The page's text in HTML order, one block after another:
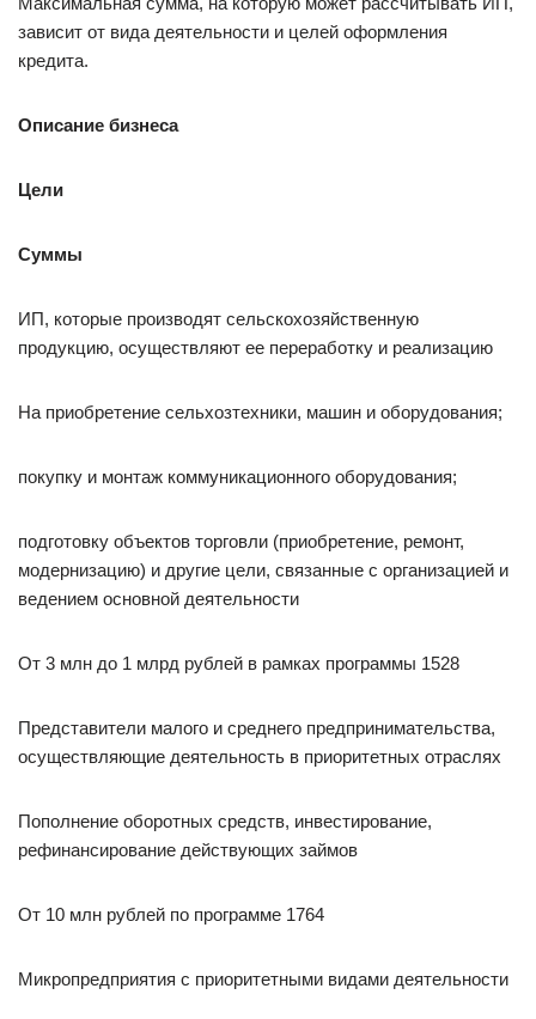
зависит от вида деятельности и целей оформления
кредита.
Описание бизнеса
Цели
Суммы
ИП, которые производят сельскохозяйственную
продукцию, осуществляют ее переработку и реализацию
На приобретение сельхозтехники, машин и оборудования;
покупку и монтаж коммуникационного оборудования;
подготовку объектов торговли (приобретение, ремонт,
модернизацию) и другие цели, связанные с организацией и
ведением основной деятельности
От 3 млн до 1 млрд рублей в рамках программы 1528
Представители малого и среднего предпринимательства,
осуществляющие деятельность в приоритетных отраслях
Пополнение оборотных средств, инвестирование,
рефинансирование действующих займов
От 10 млн рублей по программе 1764
Микропредприятия с приоритетными видами деятельности